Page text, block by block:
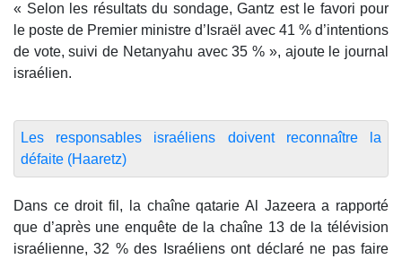
« Selon les résultats du sondage, Gantz est le favori pour
le poste de Premier ministre d’Israël avec 41 % d’intentions
de vote, suivi de Netanyahu avec 35 % », ajoute le journal
israélien.
Les responsables israéliens doivent reconnaître la
défaite (Haaretz)
Dans ce droit fil, la chaîne qatarie Al Jazeera a rapporté
que d’après une enquête de la chaîne 13 de la télévision
israélienne, 32 % des Israéliens ont déclaré ne pas faire